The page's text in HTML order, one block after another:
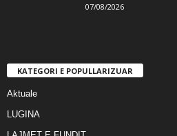
07/08/2026
KATEGORI E POPULLARIZUAR
Aktuale
LUGINA